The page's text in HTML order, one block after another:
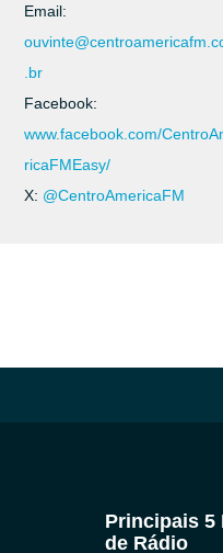
Email:
.br
Facebook:
www.facebook.com/
ricaFMEasy/
X: @CentroAmericaFM
Principais 5
de Rádio